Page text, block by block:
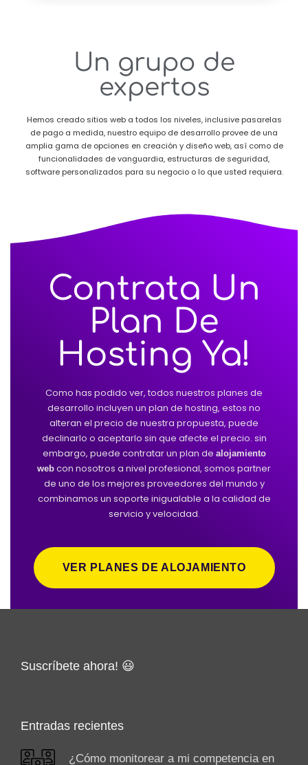
Un grupo de
expertos
Hemos creado sitios web a todos los niveles, inclusive pasarelas
de pago a medida, nuestro equipo de desarrollo provee de una
amplia gama de opciones en creación y diseño web, así como de
funcionalidades de vanguardia, estructuras de seguridad,
software personalizados para su negocio o lo que usted requiera.
Contrata Un
Plan De
Hosting Ya!
Como has podido ver, todos nuestros planes de
desarrollo incluyen un plan de hosting, estos no
alteran el precio de nuestra propuesta, puede
declinarlo o aceptarlo sin que afecte el precio. sin
embargo, puede contratar un plan de alojamiento
web con nosotros a nivel profesional, somos partner
de uno de los mejores proveedores del mundo y
combinamos un soporte inigualable a la calidad de
servicio y velocidad.
VER PLANES DE ALOJAMIENTO
Suscríbete ahora! 😃
Entradas recientes
¿Cómo monitorear a mi competencia en